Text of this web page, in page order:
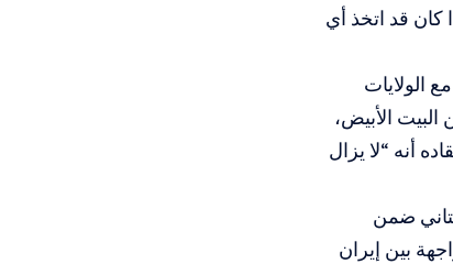
كان قد اتخذ أي
الولايات
الأبيض،
أنه “لا يزال
ضمن
بين إيران